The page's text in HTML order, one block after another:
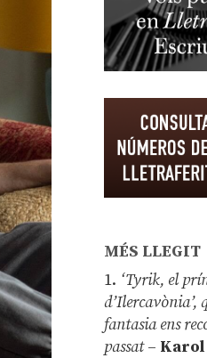
MÉS LLEGIT
1. ‘Tyrik, el
d’Ilercavònia’,
fantasia ens
passat– Karol